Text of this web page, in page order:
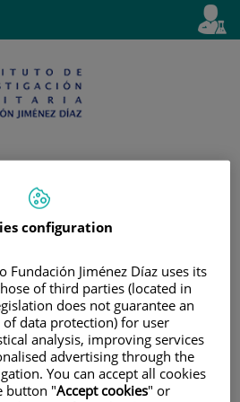
activo
es
configuration
Fundación Jiménez Díaz uses its
of third parties (located in
does not guarantee an
of data protection) for user
analysis, improving services
advertising through the
You can accept all cookies
button "Accept cookies" or